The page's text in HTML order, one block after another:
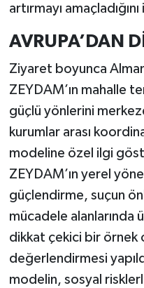
artırmayı
AVRUPA’DAN
Ziyaret boyunca
ZEYDAM’ın mahalle
güçlü yönlerini
kurumlar arası
modeline özel ilgi
ZEYDAM’ın yerel
güçlendirme, suçun
mücadele alanlarında
dikkat çekici bir örnek
değerlendirmesi
modelin, sosyal